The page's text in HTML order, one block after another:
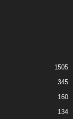
1505
345
160
134